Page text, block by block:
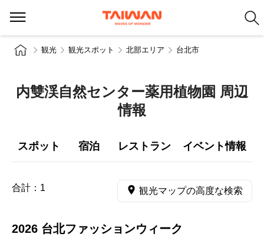
観光 観光スポット 北部エリア 台北市
内雙渓自然センター薬用植物園 周辺
情報
スポット 宿泊 レストラン イベント情報
合計： 1 観光マップの高度な検索
2026 台北ファッションウィーク